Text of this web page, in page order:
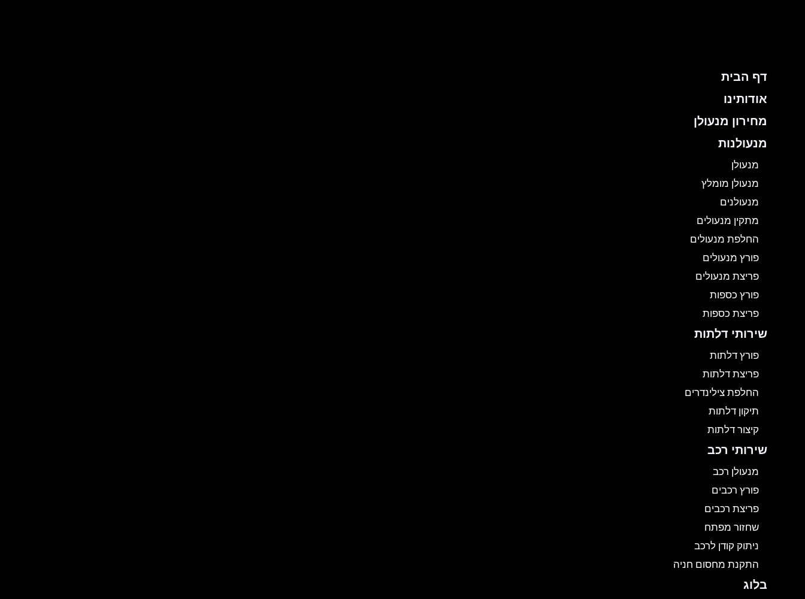
דף הבית
אודותינו
מחירון מנעולן
מנעולנות
מנעולן
מנעולן מומלץ
מנעולנים
מתקין מנעולים
החלפת מנעולים
פורץ מנעולים
פריצת מנעולים
פורץ כספות
פריצת כספות
שירותי דלתות
פורץ דלתות
פריצת דלתות
החלפת צילינדרים
תיקון דלתות
קיצור דלתות
שירותי רכב
מנעולן רכב
פורץ רכבים
פריצת רכבים
שחזור מפתח
ניתוק קודן לרכב
התקנת מחסום חניה
בלוג